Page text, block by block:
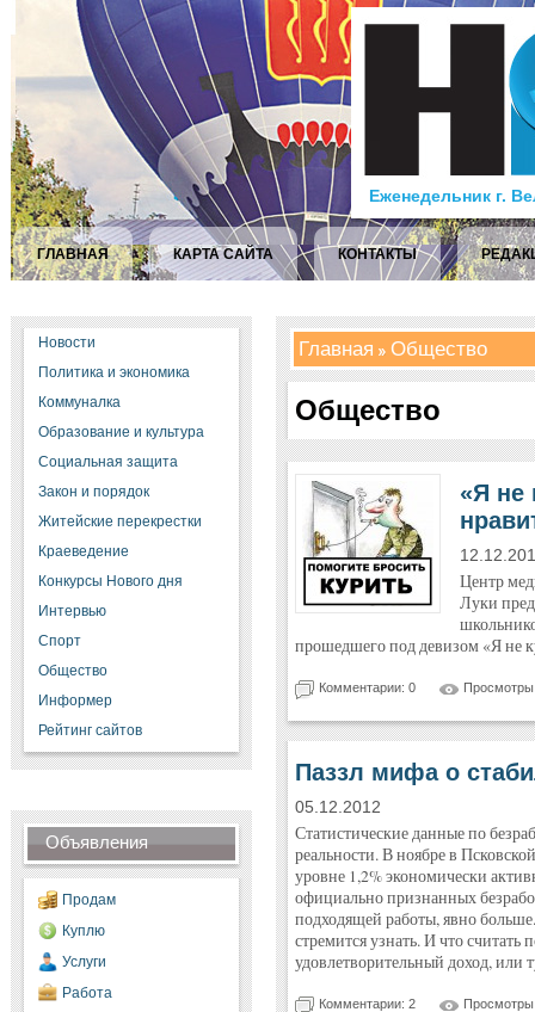
Еженедельник г.
ГЛАВНАЯ КАРТА САЙТА КОНТАКТЫ
Новости
Политика и экономика
Коммуналка
Образование и культура
Социальная защита
Закон и порядок
Житейские перекрестки
Краеведение
Конкурсы Нового дня
Интервью
Спорт
Общество
Информер
Рейтинг сайтов
Объявления
Продам
Куплю
Услуги
Работа
Главная Общество
Общество
«Я не
Центр
Луки
прошедшего под девизом «Я не
Комментарии: 0
Паззл мифа о
05.12.2012
Статистические данные по
реальности. В ноябре в
уровне 1,2% экономически
официально признанных
подходящей работы, явно
стремится узнать. И что
удовлетворительный доход, или
Комментарии: 2